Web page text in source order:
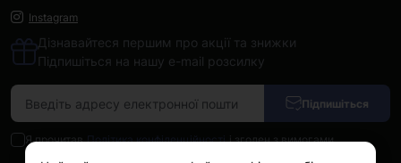
Instagram
Дізнавайтеся першим про акції та знижки
Підпишіться на нашу e-mail розсилку
Підпишіться
Я прочитав Політика конфіденційності і згоден з вимогами